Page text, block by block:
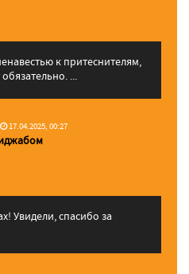
к притеснителям,
...
17.04.2025, 00:27
Увидели, спасибо за